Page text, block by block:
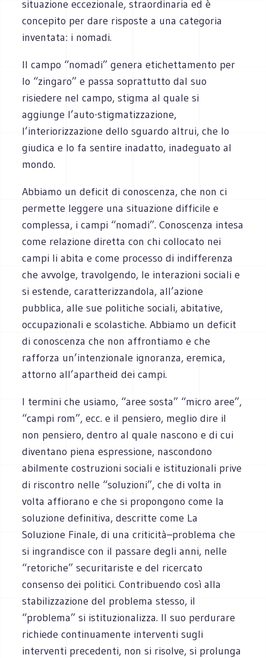
situazione eccezionale, straordinaria ed è
concepito per dare risposte a una categoria
inventata: i nomadi.
Il campo “nomadi” genera etichettamento per
lo “zingaro” e passa soprattutto dal suo
risiedere nel campo, stigma al quale si
aggiunge l’auto-stigmatizzazione,
l’interiorizzazione dello sguardo altrui, che lo
giudica e lo fa sentire inadatto, inadeguato al
mondo.
Abbiamo un deficit di conoscenza, che non ci
permette leggere una situazione difficile e
complessa, i campi “nomadi”. Conoscenza intesa
come relazione diretta con chi collocato nei
campi li abita e come processo di indifferenza
che avvolge, travolgendo, le interazioni sociali e
si estende, caratterizzandola, all’azione
pubblica, alle sue politiche sociali, abitative,
occupazionali e scolastiche. Abbiamo un deficit
di conoscenza che non affrontiamo e che
rafforza un’intenzionale ignoranza, eremica,
attorno all’apartheid dei campi.
I termini che usiamo, “aree sosta” “micro aree”,
“campi rom”, ecc. e il pensiero, meglio dire il
non pensiero, dentro al quale nascono e di cui
diventano piena espressione, nascondono
abilmente costruzioni sociali e istituzionali prive
di riscontro nelle “soluzioni”, che di volta in
volta affiorano e che si propongono come la
soluzione definitiva, descritte come La
Soluzione Finale, di una criticità–problema che
si ingrandisce con il passare degli anni, nelle
“retoriche” securitariste e del ricercato
consenso dei politici. Contribuendo così alla
stabilizzazione del problema stesso, il
“problema” si istituzionalizza. Il suo perdurare
richiede continuamente interventi sugli
interventi precedenti, non si risolve, si prolunga